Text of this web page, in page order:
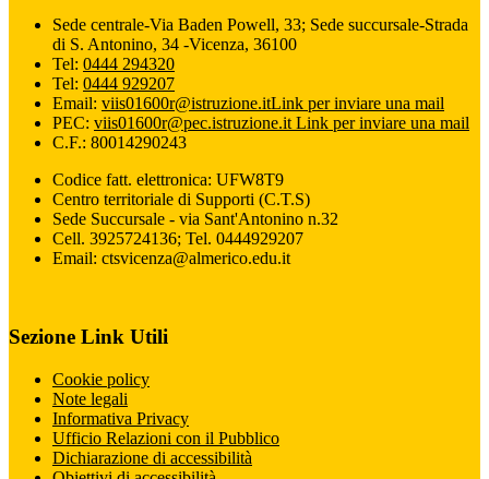
Sede centrale-Via Baden Powell, 33; Sede succursale-Strada
di S. Antonino, 34 -Vicenza, 36100
Tel: 0444 294320
Tel: 0444 929207
Email: viis01600r@istruzione.itLink per inviare una mail
PEC: viis01600r@pec.istruzione.it Link per inviare una mail
C.F.: 80014290243
Codice fatt. elettronica: UFW8T9
Centro territoriale di Supporti (C.T.S)
Sede Succursale - via Sant'Antonino n.32
Cell. 3925724136; Tel. 0444929207
Email: ctsvicenza@almerico.edu.it
Sezione Link Utili
Cookie policy
Note legali
Informativa Privacy
Ufficio Relazioni con il Pubblico
Dichiarazione di accessibilità